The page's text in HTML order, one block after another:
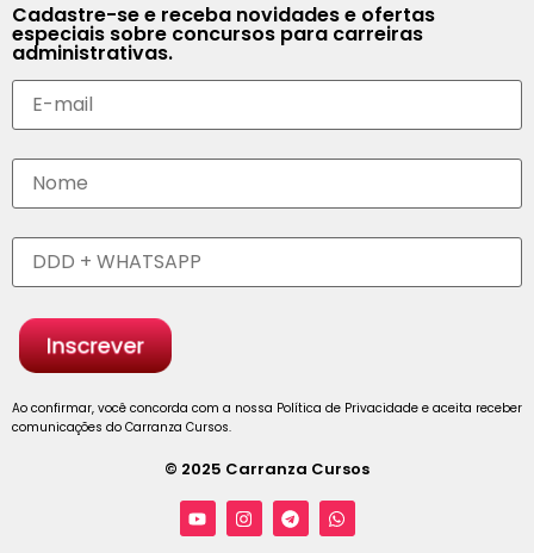
Cadastre-se e receba novidades e ofertas
especiais sobre concursos para carreiras
administrativas.
Ao confirmar, você concorda com a nossa Política de Privacidade e aceita receber
comunicações do Carranza Cursos.
© 2025 Carranza Cursos